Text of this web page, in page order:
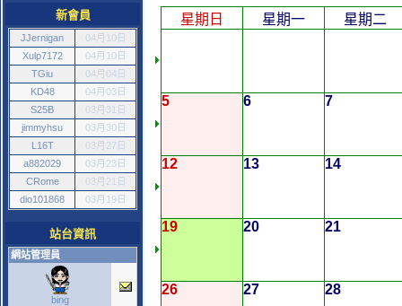
新會員
JJernigan
04月10日
Xulp7172
04月10日
TGiu
04月04日
KD48
04月03日
S25B
03月31日
jimmyhsu
03月30日
L16T
03月27日
a882029
03月23日
CRome
03月21日
dio101868
03月19日
站台資訊
網站管理員
bing
星期日 星期一 星期二
5 6 7
12 13 14
19 20 21
26 27 28